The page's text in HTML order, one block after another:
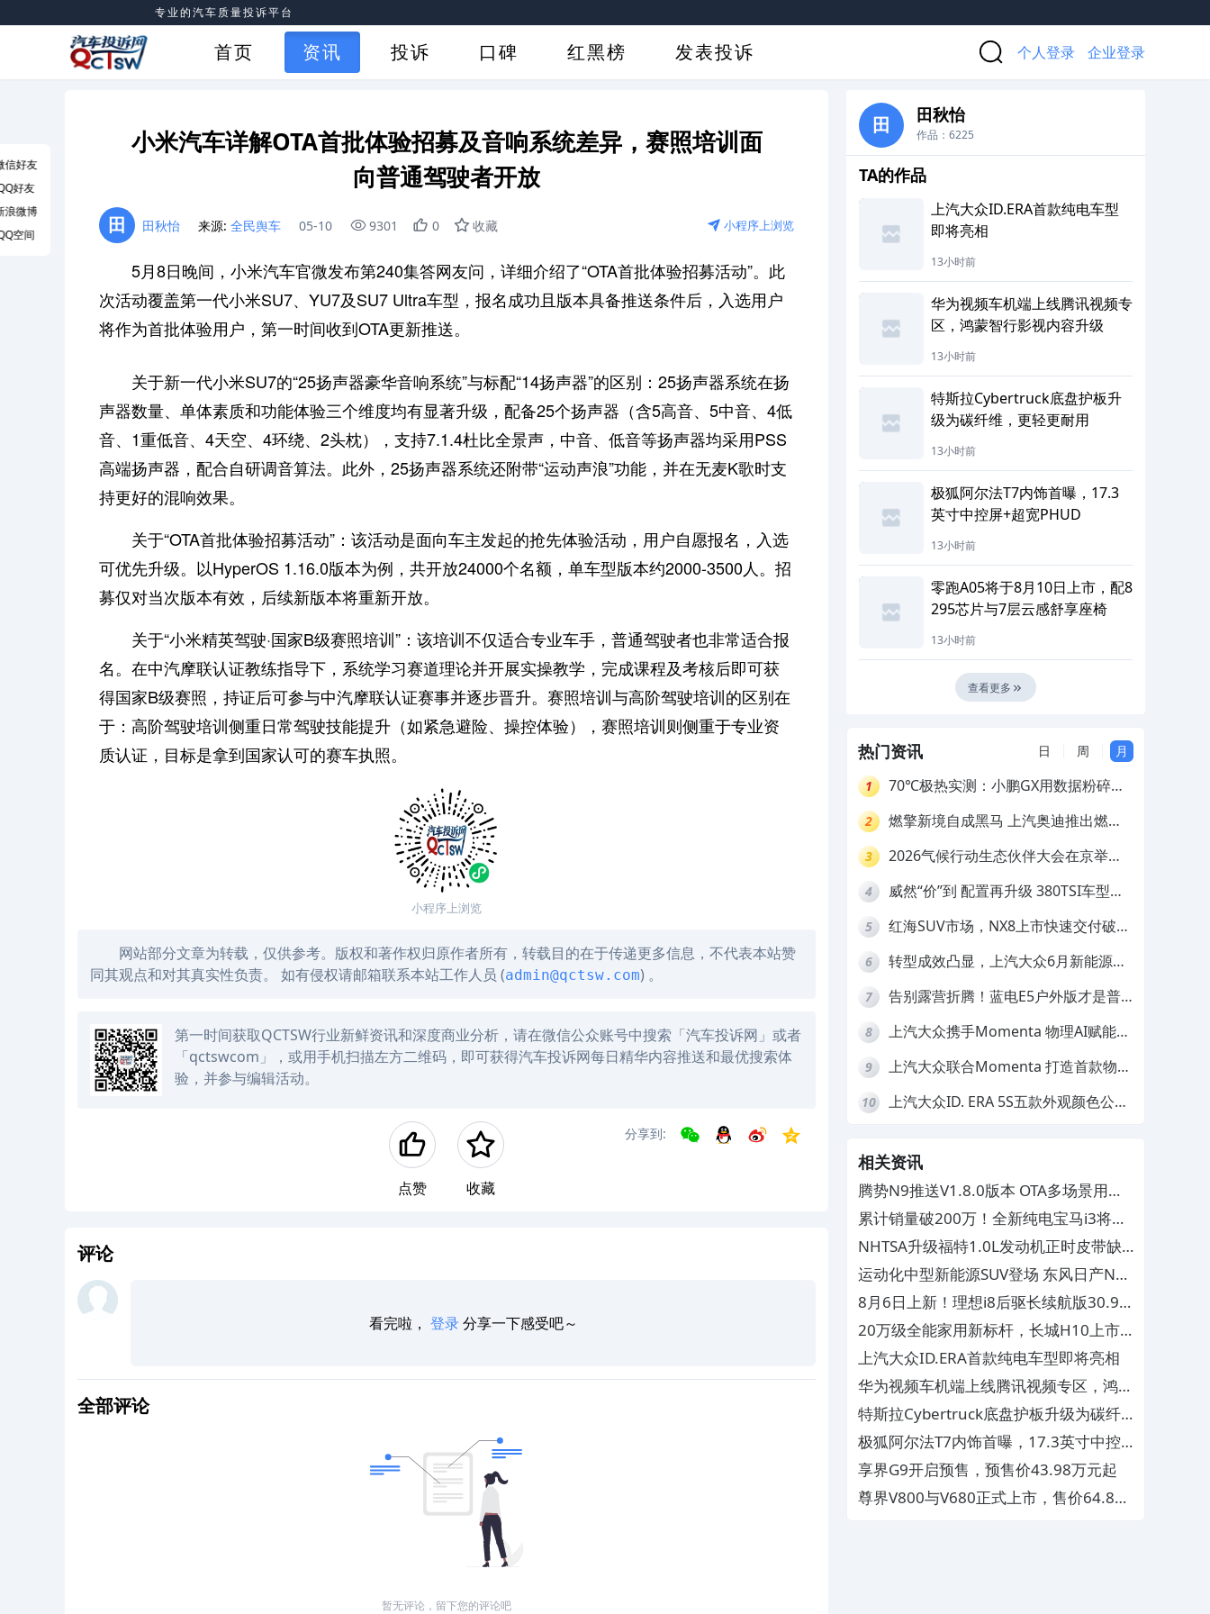
专业的汽车质量投诉平台
首页 资讯 投诉 口碑 红黑榜 发表投诉 个人登录 企业登录
小米汽车详解OTA首批体验招募及音响系统差异，赛照培训面
向普通驾驶者开放
田 田秋怡 来源: 全民舆车 05-10 9301 0 收藏 小程序上浏览
5月8日晚间，小米汽车官微发布第240集答网友问，详细介绍了“OTA首批体验招募活动”。此
次活动覆盖第一代小米SU7、YU7及SU7 Ultra车型，报名成功且版本具备推送条件后，入选用户
将作为首批体验用户，第一时间收到OTA更新推送。
关于新一代小米SU7的“25扬声器豪华音响系统”与标配“14扬声器”的区别：25扬声器系统在扬
声器数量、单体素质和功能体验三个维度均有显著升级，配备25个扬声器（含5高音、5中音、4低
音、1重低音、4天空、4环绕、2头枕），支持7.1.4杜比全景声，中音、低音等扬声器均采用PSS
高端扬声器，配合自研调音算法。此外，25扬声器系统还附带“运动声浪”功能，并在无麦K歌时支
持更好的混响效果。
关于“OTA首批体验招募活动”：该活动是面向车主发起的抢先体验活动，用户自愿报名，入选
可优先升级。以HyperOS 1.16.0版本为例，共开放24000个名额，单车型版本约2000-3500人。招
募仅对当次版本有效，后续新版本将重新开放。
关于“小米精英驾驶·国家B级赛照培训”：该培训不仅适合专业车手，普通驾驶者也非常适合报
名。在中汽摩联认证教练指导下，系统学习赛道理论并开展实操教学，完成课程及考核后即可获
得国家B级赛照，持证后可参与中汽摩联认证赛事并逐步晋升。赛照培训与高阶驾驶培训的区别在
于：高阶驾驶培训侧重日常驾驶技能提升（如紧急避险、操控体验），赛照培训则侧重于专业资
质认证，目标是拿到国家认可的赛车执照。
小程序上浏览
网站部分文章为转载，仅供参考。版权和著作权归原作者所有，转载目的在于传递更多信息，不代表本站赞
同其观点和对其真实性负责。 如有侵权请邮箱联系本站工作人员 (admin@qctsw.com) 。
第一时间获取QCTSW行业新鲜资讯和深度商业分析，请在微信公众账号中搜索「汽车投诉网」或者
「qctswcom」，或用手机扫描左方二维码，即可获得汽车投诉网每日精华内容推送和最优搜索体
验，并参与编辑活动。
点赞 收藏
分享到:
评论
看完啦， 登录分享一下感受吧～
全部评论
暂无评论，留下您的评论吧
田 田秋怡
作品：6225
TA的作品
上汽大众ID.ERA首款纯电车型
即将亮相
13小时前
华为视频车机端上线腾讯视频专
区，鸿蒙智行影视内容升级
13小时前
特斯拉Cybertruck底盘护板升
级为碳纤维，更轻更耐用
13小时前
极狐阿尔法T7内饰首曝，17.3
英寸中控屏+超宽PHUD
13小时前
零跑A05将于8月10日上市，配8
295芯片与7层云感舒享座椅
13小时前
查看更多
热门资讯 日 周 月
1
70℃极热实测：小鹏GX用数据粉碎参
2
燃擎新境自成黑马 上汽奥迪推出燃油
3
2026气候行动生态伙伴大会在京举
跑者”
4
威然“价”到 配置再升级 380TSI车型限
5
红海SUV市场，NX8上市快速交付破
6
转型成效凸显，上汽大众6月新能源销
7
告别露营折腾！蓝电E5户外版才是普
8
上汽大众携手Momenta 物理AI赋能
9
上汽大众联合Momenta 打造首款物理
10
上汽大众ID. ERA 5S五款外观颜色公
相关资讯
腾势N9推送V1.8.0版本 OTA多场景用车
体验获得优化
累计销量破200万！全新纯电宝马i3将亮
相成都车展
NHTSA升级福特1.0L发动机正时皮带缺
陷调查
运动化中型新能源SUV登场 东风日产NX7
外观官图正式释放
8月6日上新！理想i8后驱长续航版30.98
万正式上市
20万级全能家用新标杆，长城H10上市
重塑大家庭出行价值标准
上汽大众ID.ERA首款纯电车型即将亮相
华为视频车机端上线腾讯视频专区，鸿蒙
智行影视内容升级
特斯拉Cybertruck底盘护板升级为碳纤
维，更轻更耐用
极狐阿尔法T7内饰首曝，17.3英寸中控
屏+超宽PHUD
享界G9开启预售，预售价43.98万元起
尊界V800与V680正式上市，售价64.8万
信好友
好友
浪微博
空间